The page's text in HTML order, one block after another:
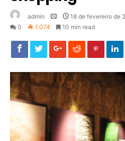
admin
18 de fevereiro de
0
1.074 10 min read